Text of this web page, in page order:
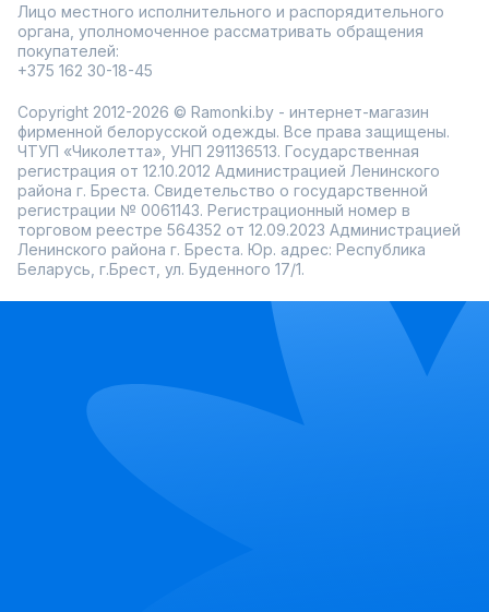
Лицо местного исполнительного и распорядительного
органа, уполномоченное рассматривать обращения
покупателей:
+375 162 30-18-45
Copyright 2012-2026 © Ramonki.by - интернет-магазин
фирменной белорусской одежды. Все права защищены.
ЧТУП «Чиколетта», УНП 291136513. Государственная
регистрация от 12.10.2012 Администрацией Ленинского
района г. Бреста. Свидетельство о государственной
регистрации № 0061143. Регистрационный номер в
торговом реестре 564352 от 12.09.2023 Администрацией
Ленинского района г. Бреста. Юр. адрес: Республика
Беларусь, г.Брест, ул. Буденного 17/1.